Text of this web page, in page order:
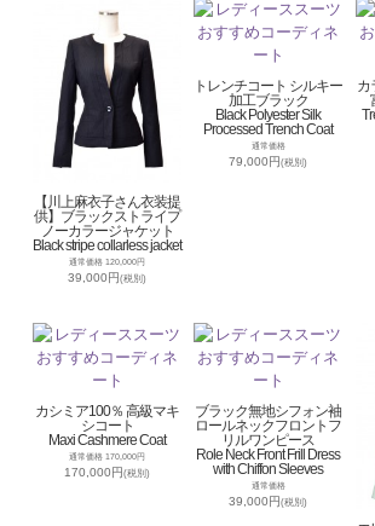
【川上麻衣子さん衣装提
供】ブラックストライプ
ノーカラージャケット
Black stripe collarless jacket
通常価格 120,000円
39,000円(税別)
トレンチコート シルキー
加工ブラック
Black Polyester Silk
Processed Trench Coat
通常価格
79,000円(税別)
カ
カシミア100％ 高級マキ
シコート
Maxi Cashmere Coat
通常価格 170,000円
170,000円(税別)
ブラック無地シフォン袖
ロールネックフロントフ
リルワンピース
Role Neck Front Frill Dress
with Chiffon Sleeves
通常価格
39,000円(税別)